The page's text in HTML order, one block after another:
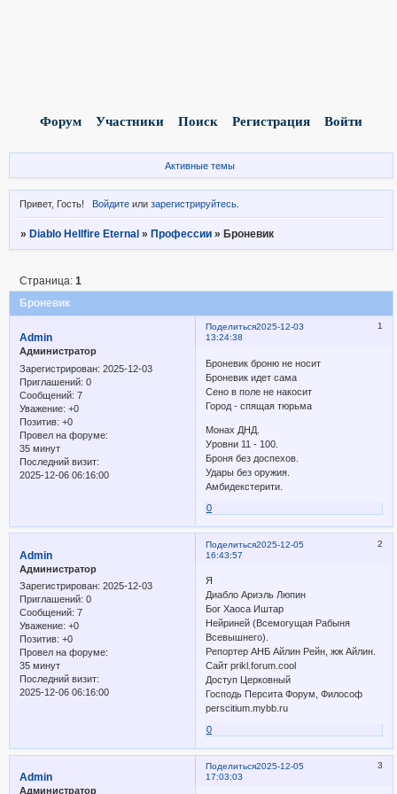
Форум Участники Поиск Регистрация Войти
Активные темы
Привет, Гость! Войдитеили зарегистрируйтесь.
» Diablo Hellfire Eternal » Профессии » Броневик
Броневик
Страница:1
Поделиться 1
2025-12-03
13:24:38
Admin
Администратор
Зарегистрирован: 2025-12-03
Приглашений: 0
Сообщений: 7
Уважение: +0
Позитив: +0
Провел на форуме:
35 минут
Последний визит:
2025-12-06 06:16:00
Броневик броню не носит
Броневик идет сама
Сено в поле не накосит
Город - спящая тюрьма
Монах ДНД.
Уровни 11 - 100.
Броня без доспехов.
Удары без оружия.
Амбидекстерити.
0
Поделиться 2
2025-12-05
16:43:57
Admin
Администратор
Зарегистрирован: 2025-12-03
Приглашений: 0
Сообщений: 7
Уважение: +0
Позитив: +0
Провел на форуме:
35 минут
Последний визит:
2025-12-06 06:16:00
Я
Диабло Ариэль Люпин
Бог Хаоса Иштар
Нейриней (Всемогущая Рабыня
Всевышнего).
Репортер АНБ Айлин Рейн, жж Айлин.
Сайт prikl.forum.cool
Доступ Церковный
Господь Персита Форум, Философ
perscitium.mybb.ru
0
Поделиться 3
2025-12-05
17:03:03
Admin
Администратор